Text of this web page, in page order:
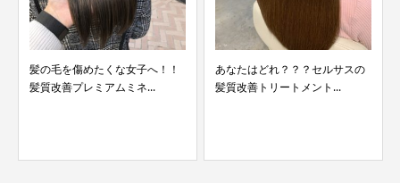
髪の毛を傷めたくな女子へ！！
髪質改善プレミアムミネ...
あなたはどれ？？？セルサスの
髪質改善トリートメント...